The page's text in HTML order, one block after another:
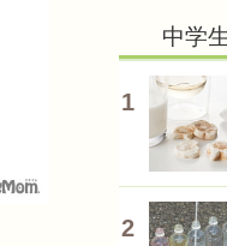
中学